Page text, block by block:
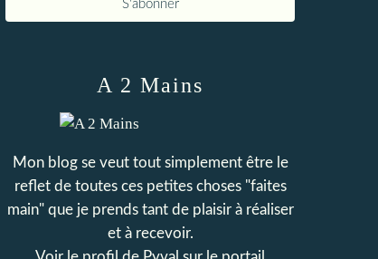
A 2 Mains
Mon blog se veut tout simplement être le
reflet de toutes ces petites choses "faites
main" que je prends tant de plaisir à réaliser
et à recevoir.